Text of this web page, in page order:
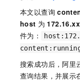
本文以查询
host 为
件为：
搜索成功后，阿里
查询结果，并展示